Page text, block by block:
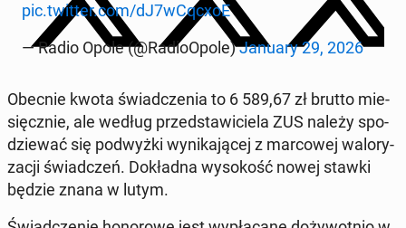
pic.twitter.com/dJ7wCqcxoE
— Radio Opole (@Ra­dio­Opo­le)January 29, 2026
Obecnie kwota świad­cze­nia to 6 589,67 zł brutto mie­
sięcz­nie, ale według przed­sta­wi­cie­la ZUS należy spo­
dzie­wać się pod­wyż­ki wy­ni­ka­ją­cej z mar­co­wej wa­lo­ry­
za­cji świad­czeń. Do­kład­na wy­so­kość nowej stawki
będzie znana w lutym.